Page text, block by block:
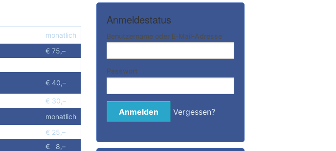
monatlich
€ 75,–
€ 40,–
€ 30,–
monatlich
€ 25,–
€ 8,–
Anmeldestatus
Benutzername oder E-Mail-Adresse
Passwort
Vergessen?